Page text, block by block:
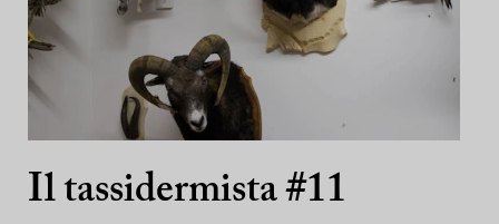
Il tassidermista #11